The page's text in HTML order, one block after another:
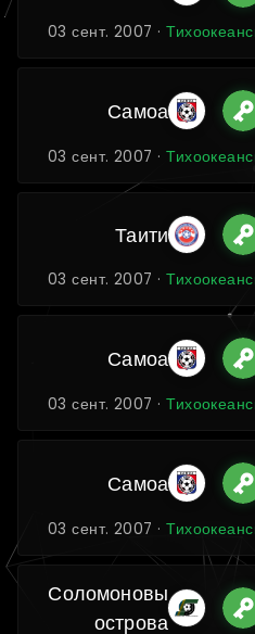
03 сент. 2007 ·
Самоа
03 сент. 2007 ·
Таити
03 сент. 2007 ·
Самоа
03 сент. 2007 ·
Самоа
03 сент. 2007 ·
Соломоновы
острова